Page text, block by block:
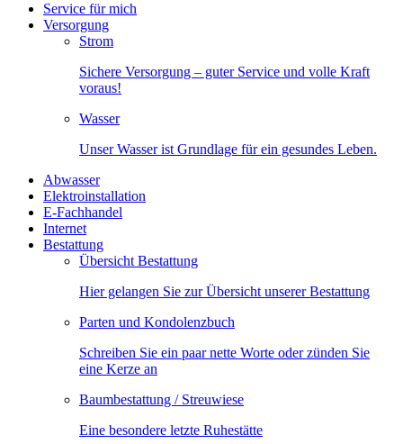
Service für mich
Versorgung
Strom
Sichere Versorgung – guter Service und volle Kraft
voraus!
Wasser
Unser Wasser ist Grundlage für ein gesundes Leben.
Abwasser
Elektroinstallation
E-Fachhandel
Internet
Bestattung
Übersicht Bestattung
Hier gelangen Sie zur Übersicht unserer Bestattung
Parten und Kondolenzbuch
Schreiben Sie ein paar nette Worte oder zünden Sie
eine Kerze an
Baumbestattung / Streuwiese
Eine besondere letzte Ruhestätte